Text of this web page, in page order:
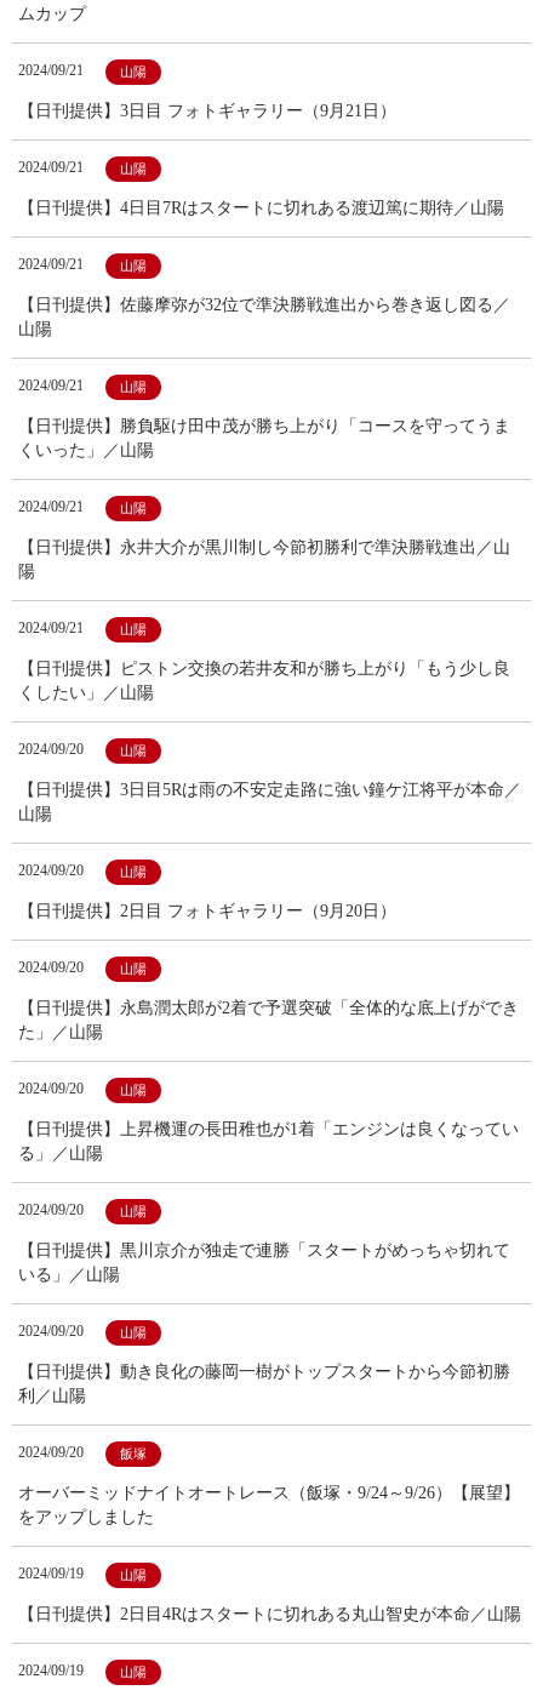
ムカップ
2024/09/21 山陽
【日刊提供】3日目 フォトギャラリー（9月21日）
2024/09/21 山陽
【日刊提供】4日目7Rはスタートに切れある渡辺篤に期待／山陽
2024/09/21 山陽
【日刊提供】佐藤摩弥が32位で準決勝戦進出から巻き返し図る／
山陽
2024/09/21 山陽
【日刊提供】勝負駆け田中茂が勝ち上がり「コースを守ってうま
くいった」／山陽
2024/09/21 山陽
【日刊提供】永井大介が黒川制し今節初勝利で準決勝戦進出／山
陽
2024/09/21 山陽
【日刊提供】ピストン交換の若井友和が勝ち上がり「もう少し良
くしたい」／山陽
2024/09/20 山陽
【日刊提供】3日目5Rは雨の不安定走路に強い鐘ケ江将平が本命／
山陽
2024/09/20 山陽
【日刊提供】2日目 フォトギャラリー（9月20日）
2024/09/20 山陽
【日刊提供】永島潤太郎が2着で予選突破「全体的な底上げができ
た」／山陽
2024/09/20 山陽
【日刊提供】上昇機運の長田稚也が1着「エンジンは良くなってい
る」／山陽
2024/09/20 山陽
【日刊提供】黒川京介が独走で連勝「スタートがめっちゃ切れて
いる」／山陽
2024/09/20 山陽
【日刊提供】動き良化の藤岡一樹がトップスタートから今節初勝
利／山陽
2024/09/20 飯塚
オーバーミッドナイトオートレース（飯塚・9/24～9/26）【展望】
をアップしました
2024/09/19 山陽
【日刊提供】2日目4Rはスタートに切れある丸山智史が本命／山陽
2024/09/19 山陽